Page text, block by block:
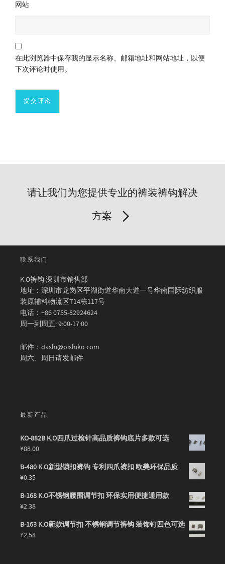
网站
在此浏览器中保存我的显示名称、邮箱地址和网站地址，以便
下次评论时使用。
请让我们为您提供专业的裤装裤钩解决
方案
联系我们
K.O裤钩 深圳市销售部
地址：深圳市龙岗区平湖街道华南大道一号华南国际纺织服
装原辅料物流区T14栋117号
电话：+86 0755-82924624
周一到周五: 9:00-17:00
邮件：dashi@oishiko.com
周六、周日请发邮件
最新产品
KO-882B K.O四爪过检针高品质裤钩底片多款可选
¥88.00
B-480 K.O新型锁扣裤钩 专利四爪裤扣 欧美环保品质
¥0.35
B-168 K.O不锈钢腰围调节扣 环保实用便捷通用款
¥2.38
B-163 K.O新款调节扣 不锈钢调节裤钩 装饰钉四色可选
¥2.58